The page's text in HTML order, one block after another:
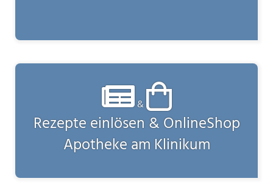
&
Rezepte einlösen & OnlineShop
Apotheke am Klinikum